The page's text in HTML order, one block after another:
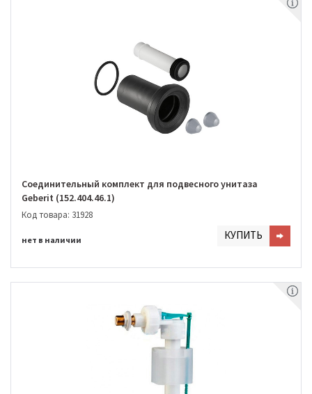
Соединительный комплект для подвесного унитаза
Geberit (152.404.46.1)
Код товара: 31928
нет в наличии КУПИТЬ